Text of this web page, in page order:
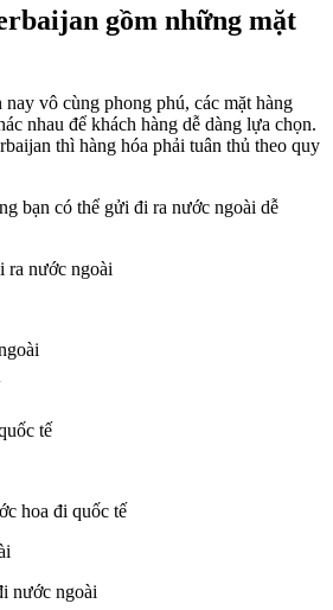
gồm những mặt
vô cùng phong phú, các mặt hàng
nhau để khách hàng dễ dàng lựa chọn.
thì hàng hóa phải tuân thủ theo quy
bạn có thể gửi đi ra nước ngoài dễ
ra nước ngoài
tế
hoa đi quốc tế
nước ngoài